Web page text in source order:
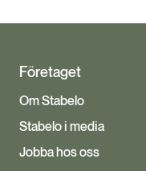
Företaget
Om Stabelo
Stabelo i media
Jobba hos oss